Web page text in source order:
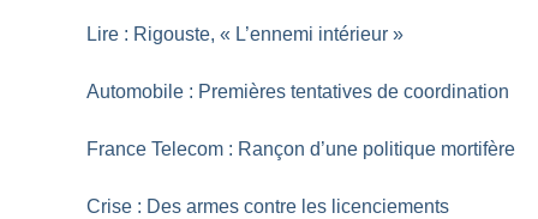
Lire : Rigouste, « L’ennemi intérieur »
Automobile : Premières tentatives de coordination
France Telecom : Rançon d’une politique mortifère
Crise : Des armes contre les licenciements